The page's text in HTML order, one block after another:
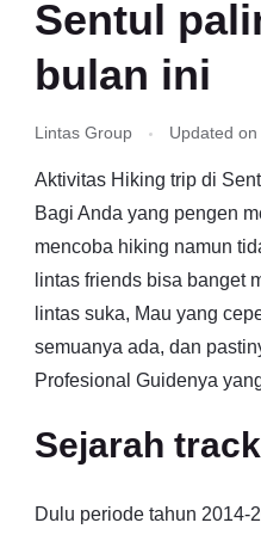
Sentul
bulan ini
Lintas Group Updated on
Aktivitas Hiking trip di
Bagi Anda yang pengen
mencoba hiking namun
lintas friends bisa banget
lintas suka, Mau yang
semuanya ada, dan
Profesional Guidenya
Sejarah
Dulu periode tahun 2014-